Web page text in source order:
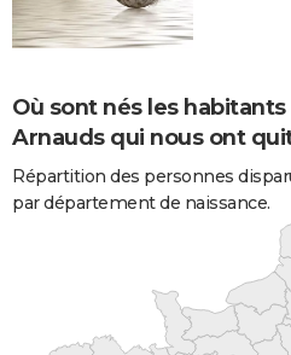
Où sont nés les
Arnauds qui nous ont
Répartition des personnes
par département de naissance.